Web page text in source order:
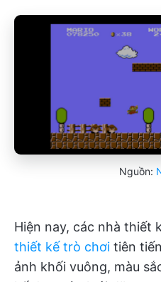
Nguồn:
Hiện nay, các nhà thiết
thiết kế trò chơi tiên
ảnh khối vuông, màu